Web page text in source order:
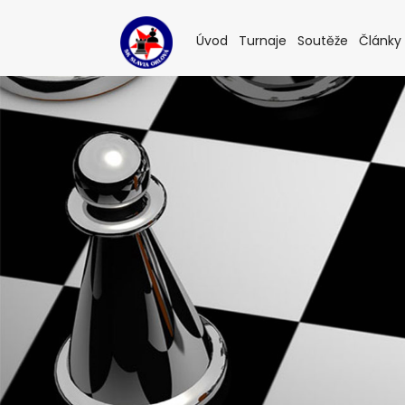
Úvod(current)
Turnaje(current)
Soutěže(current)
Články